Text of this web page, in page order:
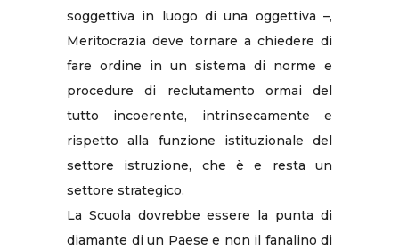
soggettiva in luogo di una oggettiva –,
Meritocrazia deve tornare a chiedere di
fare ordine in un sistema di norme e
procedure di reclutamento ormai del
tutto incoerente, intrinsecamente e
rispetto alla funzione istituzionale del
settore istruzione, che è e resta un
settore strategico.
La Scuola dovrebbe essere la punta di
diamante di un Paese e non il fanalino di